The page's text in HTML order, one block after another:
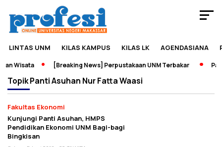
LINTAS UNM KILAS KAMPUS KILAS LK AGENDASIANA
Wisata [Breaking News] Perpustakaan UNM Terbakar
TopikPanti Asuhan Nur Fatta Waasi
Fakultas Ekonomi
Kunjungi Panti Asuhan, HMPS
Pendidikan Ekonomi UNM Bagi-bagi
Bingkisan